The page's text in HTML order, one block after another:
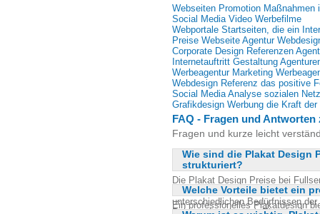
Webseiten Promotion Maßnahmen
Social Media Video Werbefilme
Webportale Startseiten, die ein
Preise Webseite Agentur
Corporate Design Referenzen
Internetauftritt Gestaltung
Werbeagentur Marketing
Webdesign Referenz das positive
Social Media Analyse sozialen
Grafikdesign Werbung die Kraft der
FAQ - Fragen und
Fragen und kurze leicht
Wie sind die Plakat Design
strukturiert?
Die Plakat Design Preise bei
transparent gestaltet. Die Preise
unterschiedlichen Bedürfnissen
Welche Vorteile bietet ein
Ein professionelles Plakatdesign